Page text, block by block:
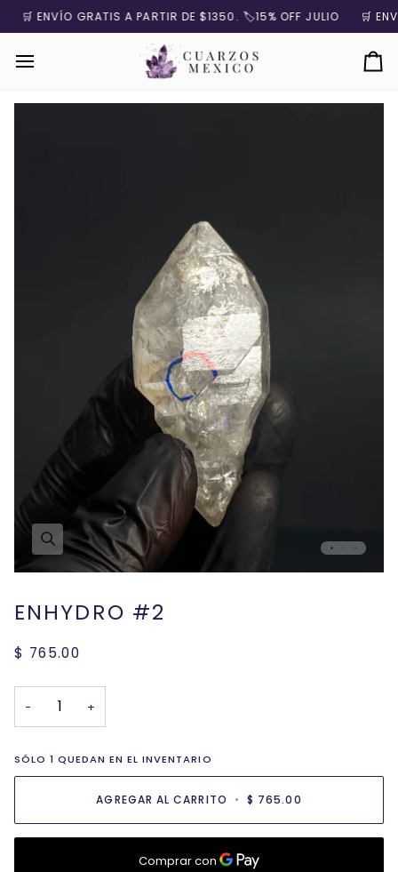
directamente
contenido
🛒 ENVÍO GRATIS A PARTIR DE $1350. 🏷️15% OFF JULIO 🛒
ENHYDRO #2
$ 765.00
− +
SÓLO1 QUEDAN EN EL INVENTARIO
AGREGAR AL CARRITO • $ 765.00